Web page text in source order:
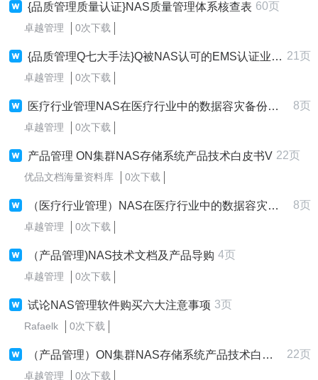
{品质管理质量认证}NAS质量管理体系核查表 60页
卓越管理 0次下载
{品质管理Q七大手法}Q被NAS认可的EMS认证业务范围分类表Q 21页
卓越管理 0次下载
医疗行业管理NAS在医疗行业中的数据容灾备份应用方案 8页
卓越管理 0次下载
产品管理 ON集群NAS存储系统产品技术白皮书V 22页
优品文档海量资料库 0次下载
（医疗行业管理）NAS在医疗行业中的数据容灾备份应用方案 8页
卓越管理 0次下载
（产品管理)NAS技术文档及产品导购 4页
卓越管理 0次下载
试论NAS管理软件购买六大注意事项 3页
Rafaelk 0次下载
（产品管理）ON集群NAS存储系统产品技术白皮书V 22页
卓越管理 0次下载